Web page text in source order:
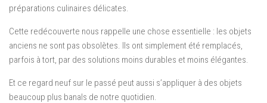
préparations culinaires délicates.
Cette redécouverte nous rappelle une chose essentielle : les objets
anciens ne sont pas obsolètes. Ils ont simplement été remplacés,
parfois à tort, par des solutions moins durables et moins élégantes.
Et ce regard neuf sur le passé peut aussi s’appliquer à des objets
beaucoup plus banals de notre quotidien.